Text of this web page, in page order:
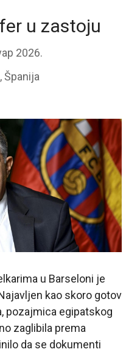
u zastoju
2026.
,Španija
u Barseloni je
kao skoro gotov
pozajmica egipatskog
zaglibila prema
da se dokumenti